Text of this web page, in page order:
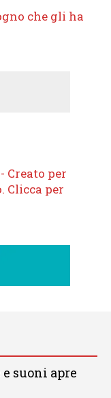
che gli ha
suoni apre